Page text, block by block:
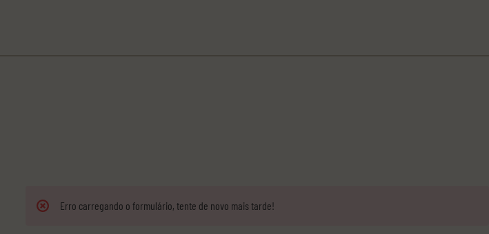
Erro carregando o formulário, tente de novo mais tarde!